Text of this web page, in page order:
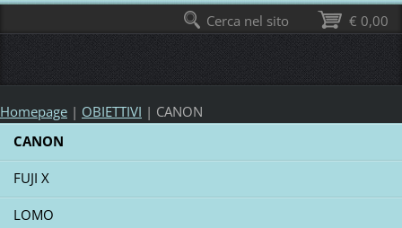
Homepage | OBIETTIVI | CANON
CANON
FUJI X
LOMO
€ 0,00
Cerca nel sito